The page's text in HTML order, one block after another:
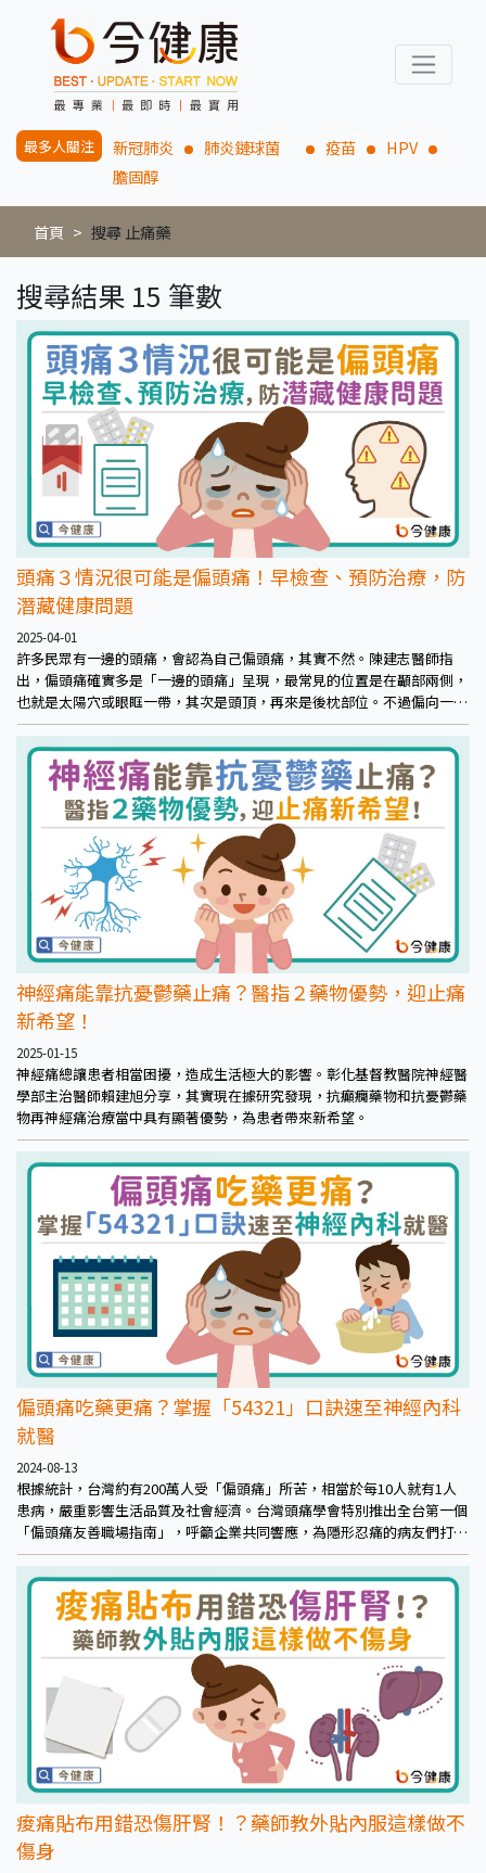
最多人關注 新冠肺炎 肺炎鏈球菌 疫苗
HPV
膽固醇
首頁 搜尋 止痛藥
搜尋結果 15 筆數
頭痛３情況很可能是偏頭痛！早檢查、預防治療，防
潛藏健康問題
2025-04-01
許多民眾有一邊的頭痛，會認為自己偏頭痛，其實不然。陳建志醫師指
出，偏頭痛確實多是「一邊的頭痛」呈現，最常見的位置是在顳部兩側，
也就是太陽穴或眼眶一帶，其次是頭頂，再來是後枕部位。不過偏向一邊
的頭痛未必就是偏頭痛，因為頭痛的位置各部位都有可能。
神經痛能靠抗憂鬱藥止痛？醫指２藥物優勢，迎止痛
新希望！
2025-01-15
神經痛總讓患者相當困擾，造成生活極大的影響。彰化基督教醫院神經醫
學部主治醫師賴建旭分享，其實現在據研究發現，抗癲癇藥物和抗憂鬱藥
物再神經痛治療當中具有顯著優勢，為患者帶來新希望。
偏頭痛吃藥更痛？掌握「54321」口訣速至神經內科
就醫
2024-08-13
根據統計，台灣約有200萬人受「偏頭痛」所苦，相當於每10人就有1人
患病，嚴重影響生活品質及社會經濟。台灣頭痛學會特別推出全台第一個
「偏頭痛友善職場指南」，呼籲企業共同響應，為隱形忍痛的病友們打造
更友善的辦公環境。並提醒民眾可以透過「54321」口訣進行初步自我判
斷，若有偏頭痛的徵兆應盡速前往神經內科就診。透過正確診斷，重拾工
作和生活中的平衡與健康。
痠痛貼布用錯恐傷肝腎！？藥師教外貼內服這樣做不
傷身